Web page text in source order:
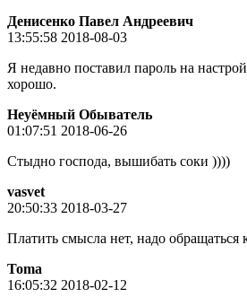
Денисенко Павел Андреевич
13:55:58 2018-08-03
Я недавно поставил пароль на
хорошо.
Неуёмный Обыватель
01:07:51 2018-06-26
Стыдно господа, вышибать соки ))))
vasvet
20:50:33 2018-03-27
Платить смысла нет, надо обращаться
Toma
16:05:32 2018-02-12